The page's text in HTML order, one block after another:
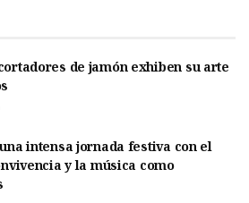
de jamón exhiben su arte
intensa jornada festiva con el
y la música como